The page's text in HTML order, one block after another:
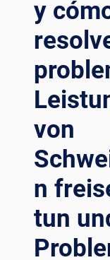
y
von
n
tun